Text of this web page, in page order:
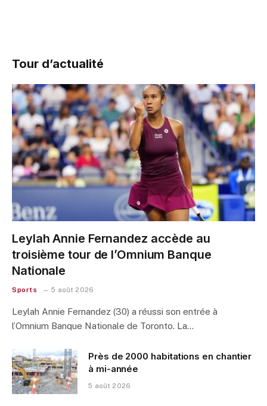
Tour d’actualité
Leylah Annie Fernandez accède au
troisième tour de l’Omnium Banque
Nationale
Sports 5 août 2026
Leylah Annie Fernandez (30) a réussi son entrée à
l’Omnium Banque Nationale de Toronto. La…
Près de 2000 habitations en chantier
à mi-année
5 août 2026